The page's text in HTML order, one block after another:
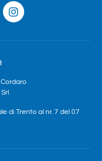
di Trento al nr. 7 del 07